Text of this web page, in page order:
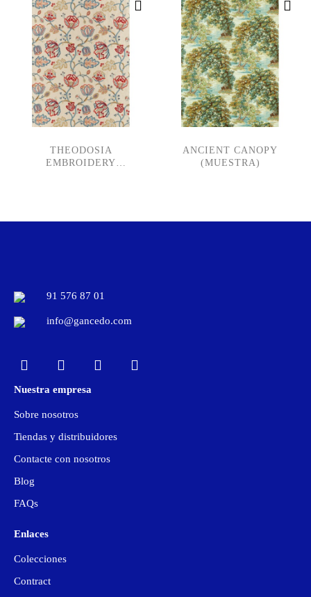
THEODOSIA
EMBROIDERY
ANCIENT CANOPY
(MUESTRA)
91 576 87 01
info@gancedo.com
Nuestra empresa
Sobre nosotros
Tiendas y distribuidores
Contacte con nosotros
Blog
FAQs
Enlaces
Colecciones
Contract